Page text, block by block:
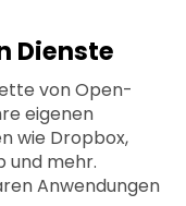
Dienste
von Open-
eigenen
wie Dropbox,
und mehr.
Anwendungen